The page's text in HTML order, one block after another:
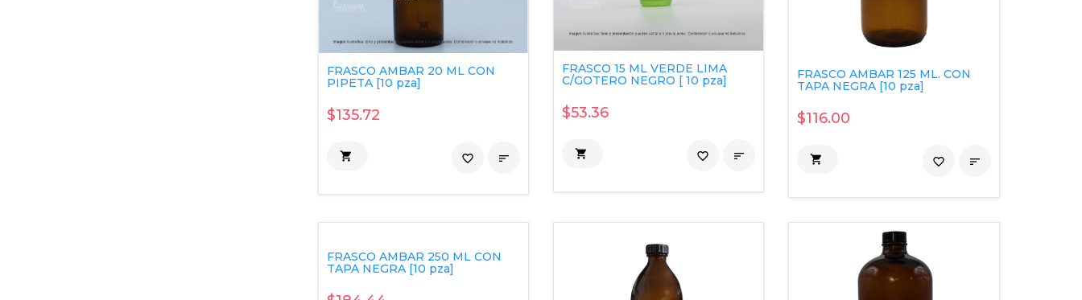
FRASCO AMBAR 20 ML CON
PIPETA [10 pza]
$135.72
 
favorite_border
FRASCO 15 ML VERDE LIMA
C/GOTERO NEGRO [ 10 pza]
$53.36
 
favorite_border
FRASCO AMBAR 125 ML. CON
TAPA NEGRA [10 pza]
$116.00
 
favorite_border
FRASCO AMBAR 250 ML CON
TAPA NEGRA [10 pza]